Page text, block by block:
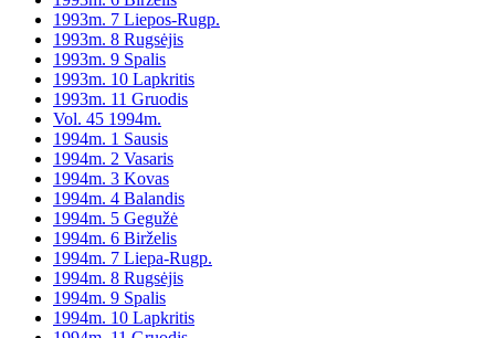
1993m. 7 Liepos-Rugp.
1993m. 8 Rugsėjis
1993m. 9 Spalis
1993m. 10 Lapkritis
1993m. 11 Gruodis
Vol. 45 1994m.
1994m. 1 Sausis
1994m. 2 Vasaris
1994m. 3 Kovas
1994m. 4 Balandis
1994m. 5 Gegužė
1994m. 6 Birželis
1994m. 7 Liepa-Rugp.
1994m. 8 Rugsėjis
1994m. 9 Spalis
1994m. 10 Lapkritis